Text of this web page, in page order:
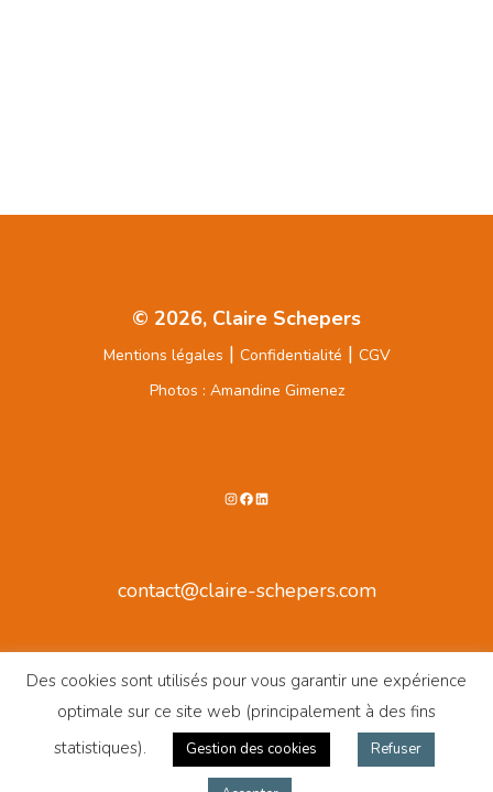
© 2026, Claire Schepers
Mentions légales | Confidentialité | CGV
Photos : Amandine Gimenez
Instagram
Facebook
LinkedIn
contact@claire-schepers.com
Des cookies sont utilisés pour vous garantir une expérience
optimale sur ce site web (principalement à des fins
statistiques).
Gestion des cookies Refuser